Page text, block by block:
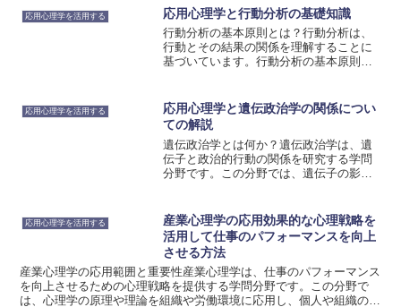
照明の変化や休憩時間の調整などの要素
を変えながら行われ...
応用心理学を活用する 応用心理学と行動分析の基礎知識
行動分析の基本原則とは？行動分析は、
行動とその結果の関係を理解することに
基づいています。行動分析の基本原則
れらの原則は、応用心理学や臨床心理学
などのさまざまな分野で活用...
応用心理学を活用する
応用心理学と遺伝政治学の関係につい
ての解説
遺伝政治学とは何か？遺伝政治学は、遺
伝子と政治的行動の関係を研究する学問
分野です。この分野では、遺伝子の影響
の研究は、遺伝子と環境の相互作用を考
慮する必要があります。遺...
応用心理学を活用する
産業心理学の応用効果的な心理戦略を
活用して仕事のパフォーマンスを向上
させる方法
産業心理学の応用範囲と重要性産業心理学は、仕事のパフォーマンス
を向上させるための心理戦略を提供する学問分野です。この分野で
は、心理学の原理や理論を組織や労働環境に応用し、個人や組織の能